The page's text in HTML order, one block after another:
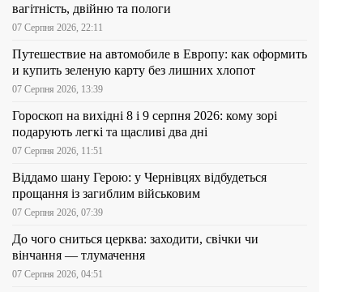
вагітність, двійню та пологи
07 Серпня 2026, 22:11
Путешествие на автомобиле в Европу: как оформить
и купить зеленую карту без лишних хлопот
07 Серпня 2026, 13:39
Гороскоп на вихідні 8 і 9 серпня 2026: кому зорі
подарують легкі та щасливі два дні
07 Серпня 2026, 11:51
Віддамо шану Герою: у Чернівцях відбудеться
прощання із загиблим військовим
07 Серпня 2026, 07:39
До чого сниться церква: заходити, свічки чи
вінчання — тлумачення
07 Серпня 2026, 04:51